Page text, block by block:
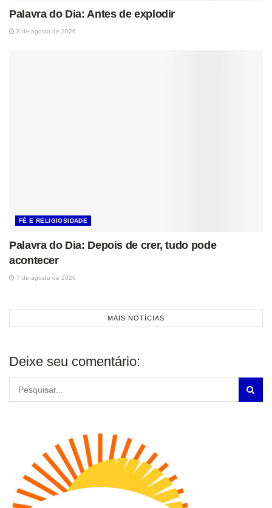
Palavra do Dia: Antes de explodir
8 de agosto de 2026
FÉ E RELIGIOSIDADE
Palavra do Dia: Depois de crer, tudo pode
acontecer
7 de agosto de 2026
MAIS NOTÍCIAS
Deixe seu comentário: